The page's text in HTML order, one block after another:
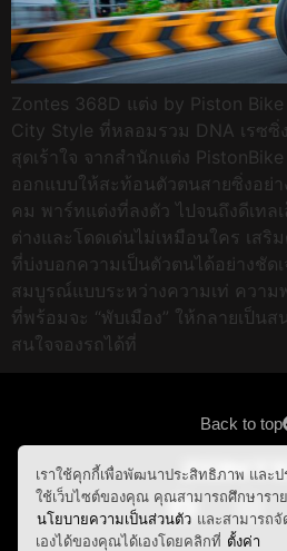
Zontes 368D แต่ง by Piston
City Style ที่หลอมรวม DNA เรซ
สุดเร้าใจ จากสำนักแต่ง
ออกแบบให้สะท้อนตัวตนสายซิ่งอย่
คม พาร์ทแต่งที่ลงตัว ไปจนถึงดีเท
ต่างและโดดเด่นไม่เหมือนใคร เสริ
ที่บ่งบอกความเป็นตัวตนได้อย่างชัด
สมบูรณ์แบบระหว่างความเท่ ความ
ที่พร้อมจะ “พับเมือง” ให้กลายเป็น
สนใจจองรถได้ที่
Back to top
เราใช้คุกกี้เพื่อพัฒนาประสิทธิภาพ และ
ใช้เว็บไซต์ของคุณ คุณสามารถศึกษารา
นโยบายความเป็นส่วนตัว และสามารถ
เองได้ของคุณได้เองโดยคลิกที่ ตั้งค่า